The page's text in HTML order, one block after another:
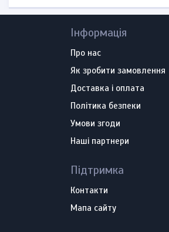
Інформація
Про нас
Як зробити замовлення
Доставка і оплата
Політика безпеки
Умови згоди
Наші партнери
Підтримка
Контакти
Мапа сайту